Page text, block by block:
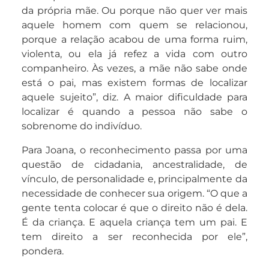
da própria mãe. Ou porque não quer ver mais
aquele homem com quem se relacionou,
porque a relação acabou de uma forma ruim,
violenta, ou ela já refez a vida com outro
companheiro. Às vezes, a mãe não sabe onde
está o pai, mas existem formas de localizar
aquele sujeito”, diz. A maior dificuldade para
localizar é quando a pessoa não sabe o
sobrenome do indivíduo.
Para Joana, o reconhecimento passa por uma
questão de cidadania, ancestralidade, de
vínculo, de personalidade e, principalmente da
necessidade de conhecer sua origem. “O que a
gente tenta colocar é que o direito não é dela.
É da criança. E aquela criança tem um pai. E
tem direito a ser reconhecida por ele”,
pondera.